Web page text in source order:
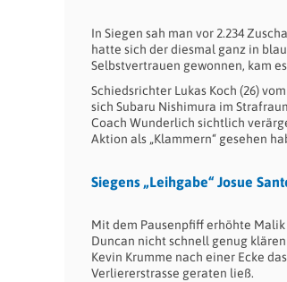
In Siegen sah man vor 2.234
hatte sich der diesmal ganz in
Selbstvertrauen gewonnen, kam
Schiedsrichter Lukas Koch (26)
sich Subaru Nishimura im
Coach Wunderlich sichtlich
Aktion als „Klammern“ gesehen
Siegens „Leihgabe“ Josue
Mit dem Pausenpfiff erhöhte
Duncan nicht schnell genug
Kevin Krumme nach einer Ecke
Verliererstrasse geraten ließ.